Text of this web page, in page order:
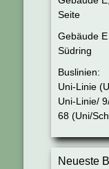
Seite
Gebäude
Südring
Buslinien:
Uni-Linie
Uni-Linie/
68 (Uni/
Neueste